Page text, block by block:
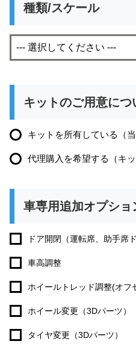
種類/スケール
--- 選択してください ---
キットのご用意につ
キットを所有している（当
代理購入を希望する（キッ
車専用追加オプショ
ドア開閉（運転席、助手席
車高調整
ホイールトレッド調整(オフ
ホイール変更（3Dパーツ）
タイヤ変更（3Dパーツ）